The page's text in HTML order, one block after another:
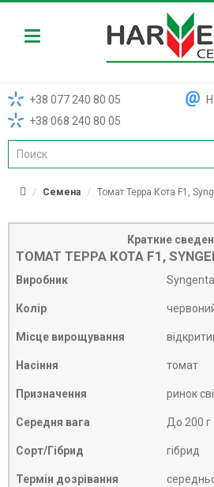
Harvest
+38 077 240 80 05
+38 068 240 80 05
Семена Томат Терра Кота F1,
Краткие
ТОМАТ ТЕРРА КОТА F1,
Виробник Syngenta
Колір
Місце вирощування
Насіння томат
Призначення ринок
Середня вага До 200 г
Сорт/Гібрид гібрид
Термін дозрівання